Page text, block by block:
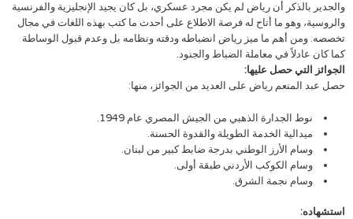
والجدير بالذكر أن رياض لم يكن مجرد عسكري، بل كان يجيد الإنجليزية والفرنسية
والروسية، وهو ما أتاح له فرصة الاطلاع على أحدث ما كتب بهذه اللغات في مجال
تخصصه. ومن أهم ما ميز رياض انضباطه ودقته ونظامه بل وعدم قبول الوساطة
كما كان عادلاً في معاملة الضباط والجنود.
الجوائز التي حصل عليها:
حصل عبد المنعم رياض على العديد من الجوائز، منها:
نوط الجدارة الذهبي من الجيش المصري عام 1949.
ميدالية الخدمة الطويلة والقدوة الحسنة.
وسام الأرز الوطني بدرجة ضابط كبير من لبنان.
وسام الكوكب الأردني طبقة أولى.
وسام نجمة الشرق.
استشهاده: